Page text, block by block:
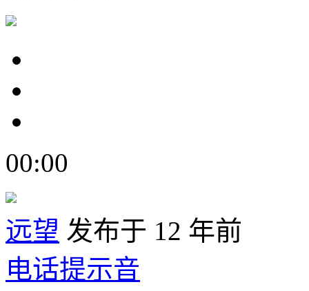
00:00
远望 发布于 12 年前
电话提示音